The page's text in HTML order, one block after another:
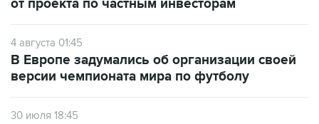
от проекта по частным инвесторам
4 августа 01:45
В Европе задумались об организации своей
версии чемпионата мира по футболу
30 июля 18:45